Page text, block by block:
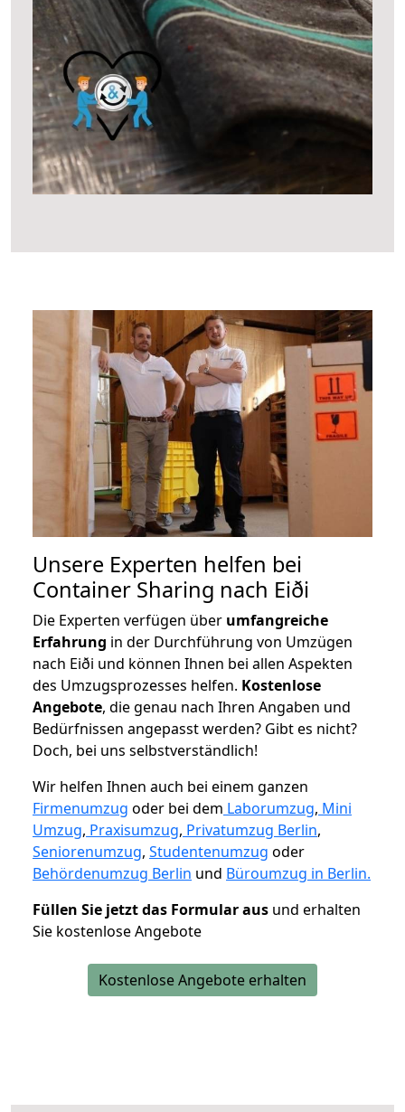
Unsere Experten helfen bei
Container Sharing nach Eiði
Die Experten verfügen über umfangreiche
Erfahrung in der Durchführung von Umzügen
nach Eiði und können Ihnen bei allen Aspekten
des Umzugsprozesses helfen. Kostenlose
Angebote, die genau nach Ihren Angaben und
Bedürfnissen angepasst werden? Gibt es nicht?
Doch, bei uns selbstverständlich!
Wir helfen Ihnen auch bei einem ganzen
Firmenumzug oder bei dem Laborumzug, Mini
Umzug, Praxisumzug, Privatumzug Berlin,
Seniorenumzug, Studentenumzug oder
Behördenumzug Berlin und Büroumzug in Berlin.
Füllen Sie jetzt das Formular aus und erhalten
Sie kostenlose Angebote
Kostenlose Angebote erhalten